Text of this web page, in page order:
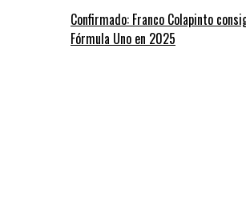
Confirmado: Franco Colapinto
Fórmula Uno en 2025